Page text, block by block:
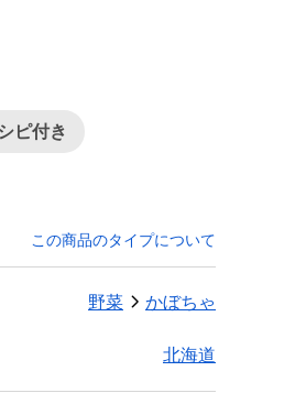
ピ付き
この商品のタイプについて
野菜 かぼちゃ
北海道